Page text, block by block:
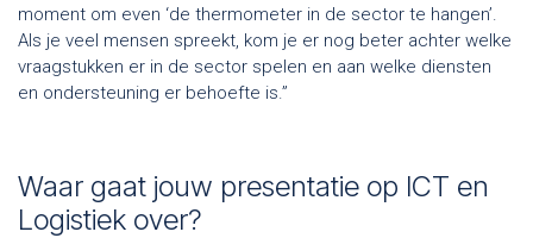
moment om even ‘de thermometer in de sector te hangen’.
Als je veel mensen spreekt, kom je er nog beter achter welke
vraagstukken er in de sector spelen en aan welke diensten
en ondersteuning er behoefte is.”
Waar gaat jouw presentatie op ICT en
Logistiek over?